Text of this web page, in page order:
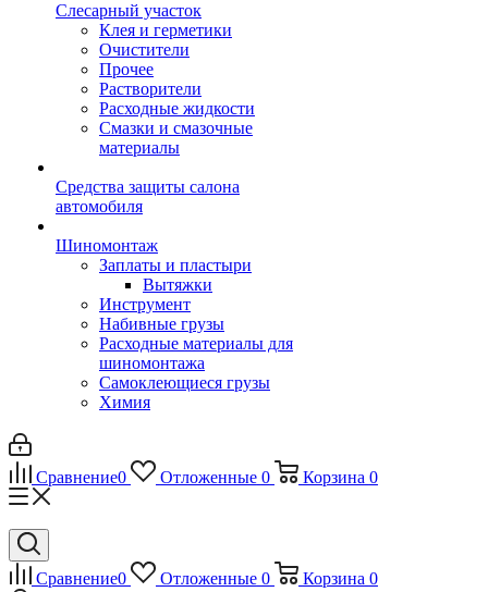
Слесарный участок
Клея и герметики
Очистители
Прочее
Растворители
Расходные жидкости
Смазки и смазочные
материалы
Средства защиты салона
автомобиля
Шиномонтаж
Заплаты и пластыри
Вытяжки
Инструмент
Набивные грузы
Расходные материалы для
шиномонтажа
Самоклеющиеся грузы
Химия
Сравнение0 Отложенные 0 Корзина 0
Сравнение0 Отложенные 0 Корзина 0